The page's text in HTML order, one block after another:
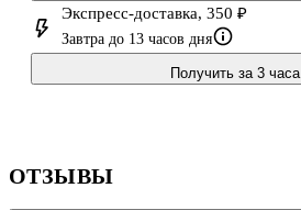
Экспресс-доставка, 350 ₽
Завтра до 13 часов дня
Получить за 3 часа
ОТЗЫВЫ